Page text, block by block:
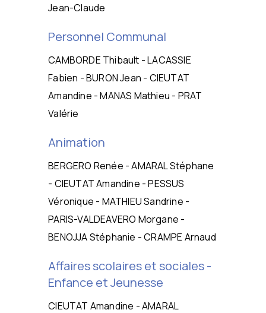
Jean-Claude
Personnel Communal
CAMBORDE Thibault - LACASSIE
Fabien - BURON Jean - CIEUTAT
Amandine - MANAS Mathieu - PRAT
Valérie
Animation
BERGERO Renée - AMARAL Stéphane
- CIEUTAT Amandine - PESSUS
Véronique - MATHIEU Sandrine -
PARIS-VALDEAVERO Morgane -
BENOJJA Stéphanie - CRAMPE Arnaud
Affaires scolaires et sociales -
Enfance et Jeunesse
CIEUTAT Amandine - AMARAL